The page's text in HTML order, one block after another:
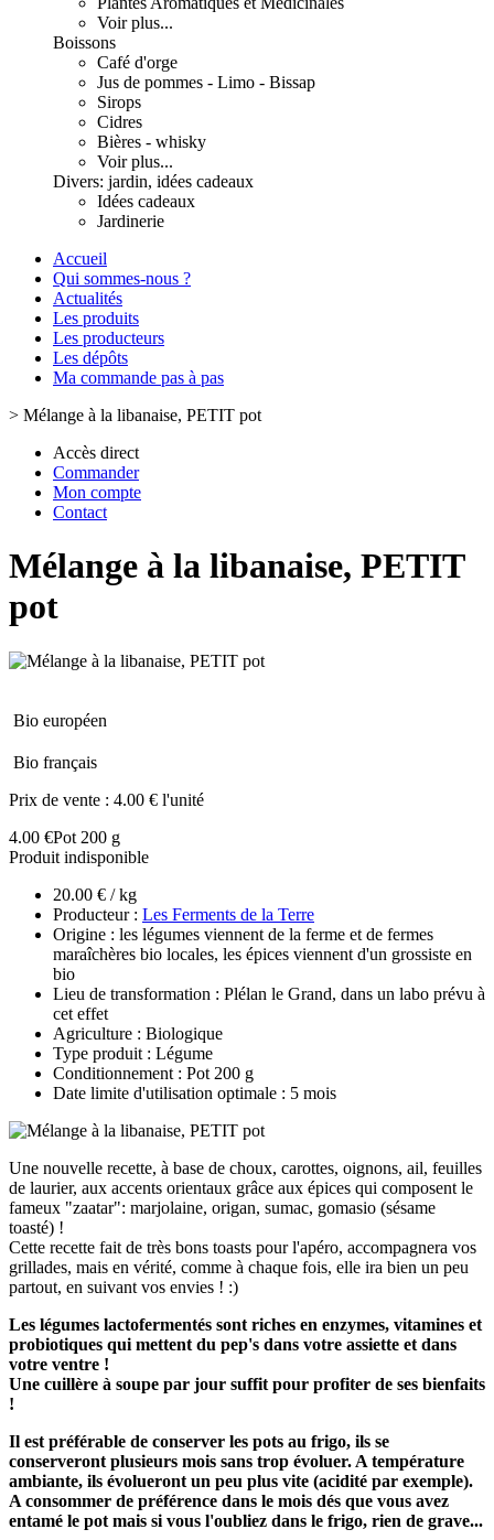
Voir plus...
Boissons
Café d'orge
Jus de pommes - Limo - Bissap
Sirops
Cidres
Bières - whisky
Voir plus...
Divers: jardin, idées cadeaux
Idées cadeaux
Jardinerie
Accueil
Qui sommes-nous ?
Actualités
Les produits
Les producteurs
Les dépôts
Ma commande pas à pas
> Mélange à la libanaise, PETIT pot
Accès direct
Commander
Mon compte
Contact
Mélange à la libanaise, PETIT
pot
Bio européen
Bio français
Prix de vente : 4.00 € l'unité
4.00 €Pot 200 g
Produit indisponible
20.00 € / kg
Producteur : Les Ferments de la Terre
Origine : les légumes viennent de la ferme et de fermes
maraîchères bio locales, les épices viennent d'un grossiste en
bio
Lieu de transformation : Plélan le Grand, dans un labo prévu à
cet effet
Agriculture : Biologique
Type produit : Légume
Conditionnement : Pot 200 g
Date limite d'utilisation optimale : 5 mois
Une nouvelle recette, à base de choux, carottes, oignons, ail, feuilles
de laurier, aux accents orientaux grâce aux épices qui composent le
fameux "zaatar": marjolaine, origan, sumac, gomasio (sésame
toasté) !
Cette recette fait de très bons toasts pour l'apéro, accompagnera vos
grillades, mais en vérité, comme à chaque fois, elle ira bien un peu
partout, en suivant vos envies ! :)
Les légumes lactofermentés sont riches en enzymes, vitamines et
probiotiques qui mettent du pep's dans votre assiette et dans
votre ventre !
Une cuillère à soupe par jour suffit pour profiter de ses bienfaits
!
Il est préférable de conserver les pots au frigo, ils se
conserveront plusieurs mois sans trop évoluer. A température
ambiante, ils évolueront un peu plus vite (acidité par exemple).
A consommer de préférence dans le mois dés que vous avez
entamé le pot mais si vous l'oubliez dans le frigo, rien de grave...